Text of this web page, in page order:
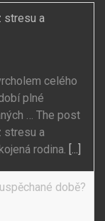
stresu a
celého
plné
… The post
stresu a
rodina. [...]
době?